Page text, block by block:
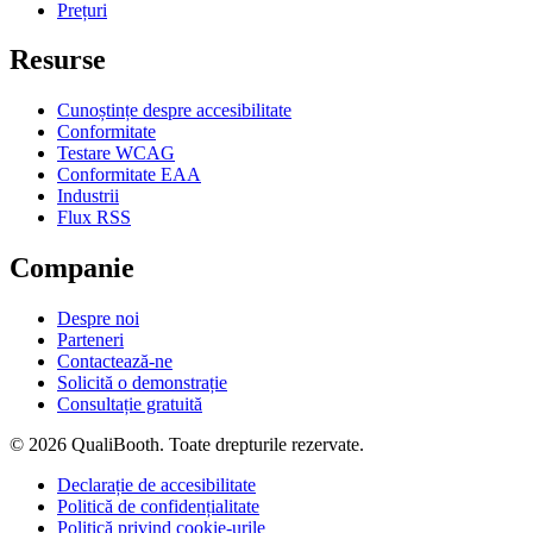
Prețuri
Resurse
Cunoștințe despre accesibilitate
Conformitate
Testare WCAG
Conformitate EAA
Industrii
Flux RSS
Companie
Despre noi
Parteneri
Contactează-ne
Solicită o demonstrație
Consultație gratuită
© 2026 QualiBooth. Toate drepturile rezervate.
Declarație de accesibilitate
Politică de confidențialitate
Politică privind cookie-urile